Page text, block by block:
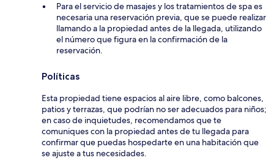
Para el servicio de masajes y los tratamientos de spa es
necesaria una reservación previa, que se puede realizar
llamando a la propiedad antes de la llegada, utilizando
el número que figura en la confirmación de la
reservación.
Políticas
Esta propiedad tiene espacios al aire libre, como balcones,
patios y terrazas, que podrían no ser adecuados para niños;
en caso de inquietudes, recomendamos que te
comuniques con la propiedad antes de tu llegada para
confirmar que puedas hospedarte en una habitación que
se ajuste a tus necesidades.